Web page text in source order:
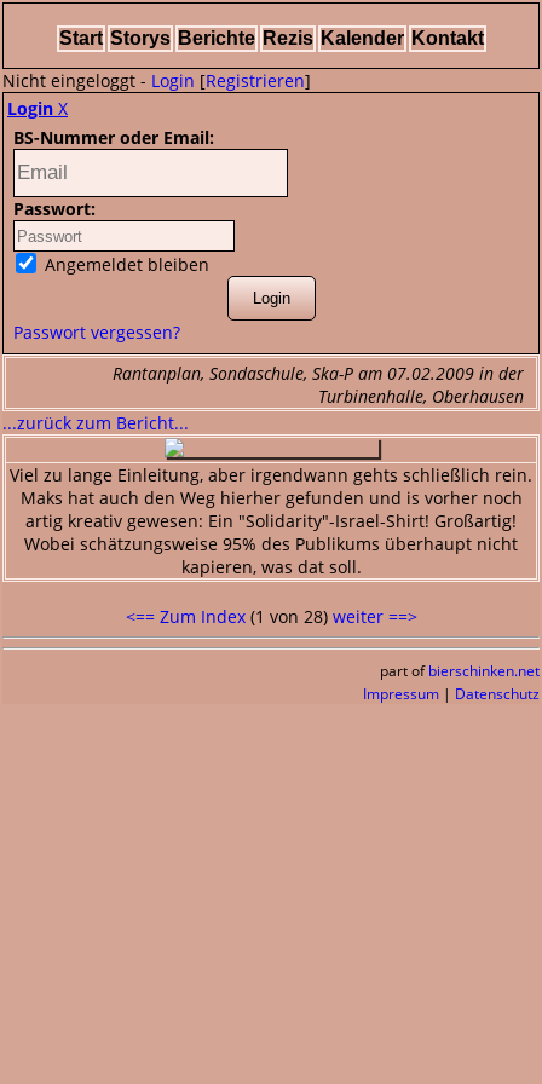
Start Storys Berichte Rezis Kalender Kontakt
Nicht eingeloggt - Login [Registrieren]
Login X
BS-Nummer oder Email:
Passwort:
Angemeldet bleiben
Passwort vergessen?
Rantanplan, Sondaschule, Ska-P am 07.02.2009 in der
Turbinenhalle, Oberhausen
...zurück zum Bericht...
Viel zu lange Einleitung, aber irgendwann gehts schließlich rein.
Maks hat auch den Weg hierher gefunden und is vorher noch
artig kreativ gewesen: Ein "Solidarity"-Israel-Shirt! Großartig!
Wobei schätzungsweise 95% des Publikums überhaupt nicht
kapieren, was dat soll.
<== Zum Index(1 von 28) weiter ==>
part of bierschinken.net
Impressum | Datenschutz